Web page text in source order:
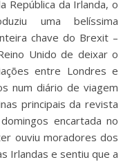
República da Irlanda, o
uma belíssima
chave do Brexit –
Unido de deixar o
entre Londres e
num diário de viagem
principais da revista
encartada no
ouviu moradores dos
Irlandas e sentiu que a